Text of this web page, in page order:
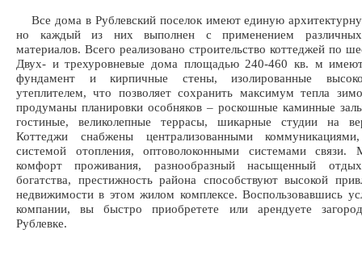
Все дома в Рублевский поселок имеют единую
но каждый из них выполнен с применением различных
материалов. Всего реализовано строительство коттеджей по
Двух- и трехуровневые дома площадью 240-460 кв. м
фундамент и кирпичные стены, изолированные
утеплителем, что позволяет сохранить максимум тепла
продуманы планировки особняков – роскошные каминные
гостиные, великолепные террасы, шикарные студии на
Коттеджи снабжены централизованными
системой отопления, оптоволоконными системами связи.
комфорт проживания, разнообразный насыщенный
богатства, престижность района способствуют высокой
недвижимости в этом жилом комплексе. Воспользовавшись
компании, вы быстро приобретете или арендуете
Рублевке.